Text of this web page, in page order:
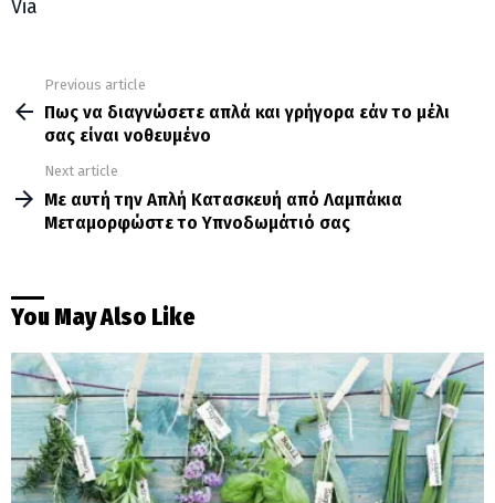
Via
more
Previous article
Πως να διαγνώσετε απλά και γρήγορα εάν το μέλι
σας είναι νοθευμένο
Next article
Με αυτή την Απλή Κατασκευή από Λαμπάκια
Μεταμορφώστε το Υπνοδωμάτιό σας
You May Also Like